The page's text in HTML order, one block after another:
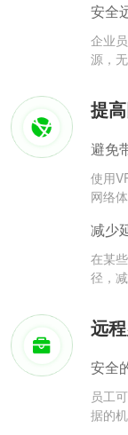
安全
企业
源，
提
避免
使用
网络体
减少
在某
径，
远
安全
员工
据的